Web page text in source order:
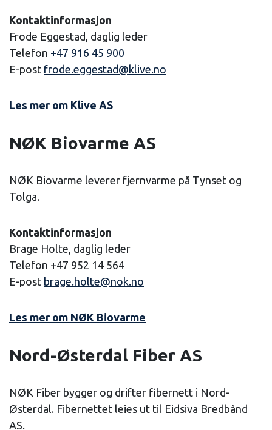
Kontaktinformasjon
Frode Eggestad, daglig leder
Telefon +47 916 45 900
E-post frode.eggestad@klive.no
Les mer om Klive AS
NØK Biovarme AS
NØK Biovarme leverer fjernvarme på Tynset og
Tolga.
Kontaktinformasjon
Brage Holte, daglig leder
Telefon +47 952 14 564
E-post brage.holte@nok.no
Les mer om NØK Biovarme
Nord-Østerdal Fiber AS
NØK Fiber bygger og drifter fibernett i Nord-
Østerdal. Fibernettet leies ut til Eidsiva Bredbånd
AS.